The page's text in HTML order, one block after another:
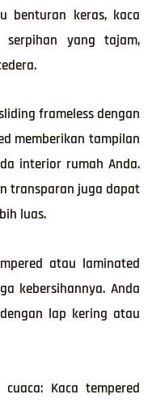
benturan keras, kaca
yang tajam,
frameless dengan
memberikan tampilan
interior rumah Anda.
transparan juga dapat
luas.
atau laminated
kebersihannya. Anda
lap kering atau
Kaca tempered